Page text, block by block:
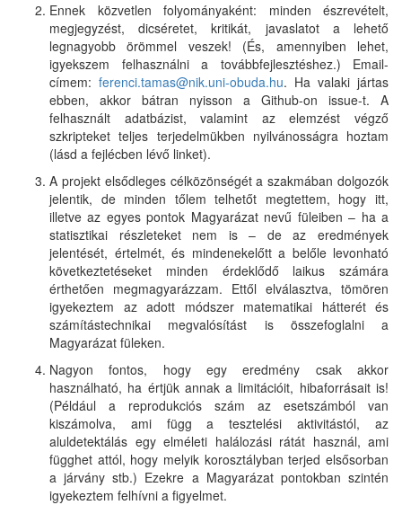
Ennek közvetlen folyományaként: minden észrevételt,
megjegyzést, dicséretet, kritikát, javaslatot a lehető
legnagyobb örömmel veszek! (És, amennyiben lehet,
igyekszem felhasználni a továbbfejlesztéshez.) Email-
címem: ferenci.tamas@nik.uni-obuda.hu. Ha valaki jártas
ebben, akkor bátran nyisson a Github-on issue-t. A
felhasznált adatbázist, valamint az elemzést végző
szkripteket teljes terjedelmükben nyilvánosságra hoztam
(lásd a fejlécben lévő linket).
A projekt elsődleges célközönségét a szakmában dolgozók
jelentik, de minden tőlem telhetőt megtettem, hogy itt,
illetve az egyes pontok Magyarázat nevű füleiben – ha a
statisztikai részleteket nem is – de az eredmények
jelentését, értelmét, és mindenekelőtt a belőle levonható
következtetéseket minden érdeklődő laikus számára
érthetően megmagyarázzam. Ettől elválasztva, tömören
igyekeztem az adott módszer matematikai hátterét és
számítástechnikai megvalósítást is összefoglalni a
Magyarázat füleken.
Nagyon fontos, hogy egy eredmény csak akkor
használható, ha értjük annak a limitációit, hibaforrásait is!
(Például a reprodukciós szám az esetszámból van
kiszámolva, ami függ a tesztelési aktivitástól, az
aluldetektálás egy elméleti halálozási rátát használ, ami
függhet attól, hogy melyik korosztályban terjed elsősorban
a járvány stb.) Ezekre a Magyarázat pontokban szintén
igyekeztem felhívni a figyelmet.